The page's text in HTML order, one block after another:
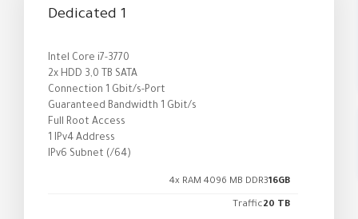
Dedicated 1
Intel Core i7-3770
2x HDD 3,0 TB SATA
Connection 1 Gbit/s-Port
Guaranteed Bandwidth 1 Gbit/s
Full Root Access
1 IPv4 Address
IPv6 Subnet (/64)
4x RAM 4096 MB DDR316GB
Traffic20 TB